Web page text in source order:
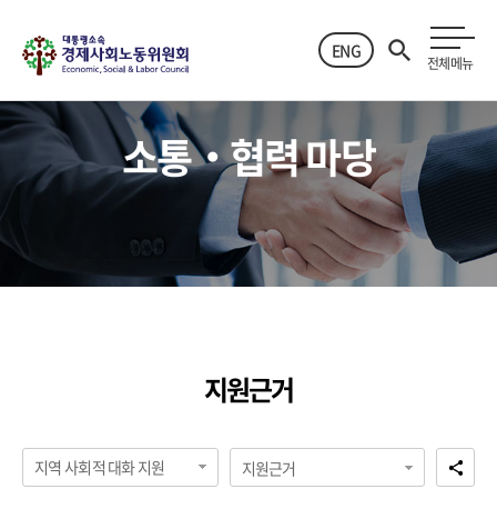
ENG
전체메뉴
소통‧협력 마당
지원근거
지역 사회적 대화 지원 지원근거